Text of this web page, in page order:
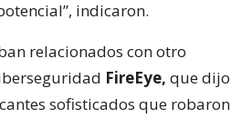
indicaron.
relacionados con otro
FireEye, que dijo
sofisticados que robaron